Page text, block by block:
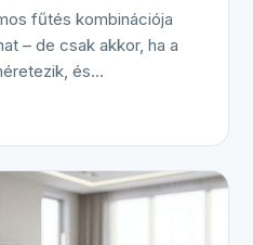
fűtés kombinációja
– de csak akkor, ha a
és…